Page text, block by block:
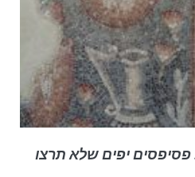
פסיפסים יפים שלא תרצו